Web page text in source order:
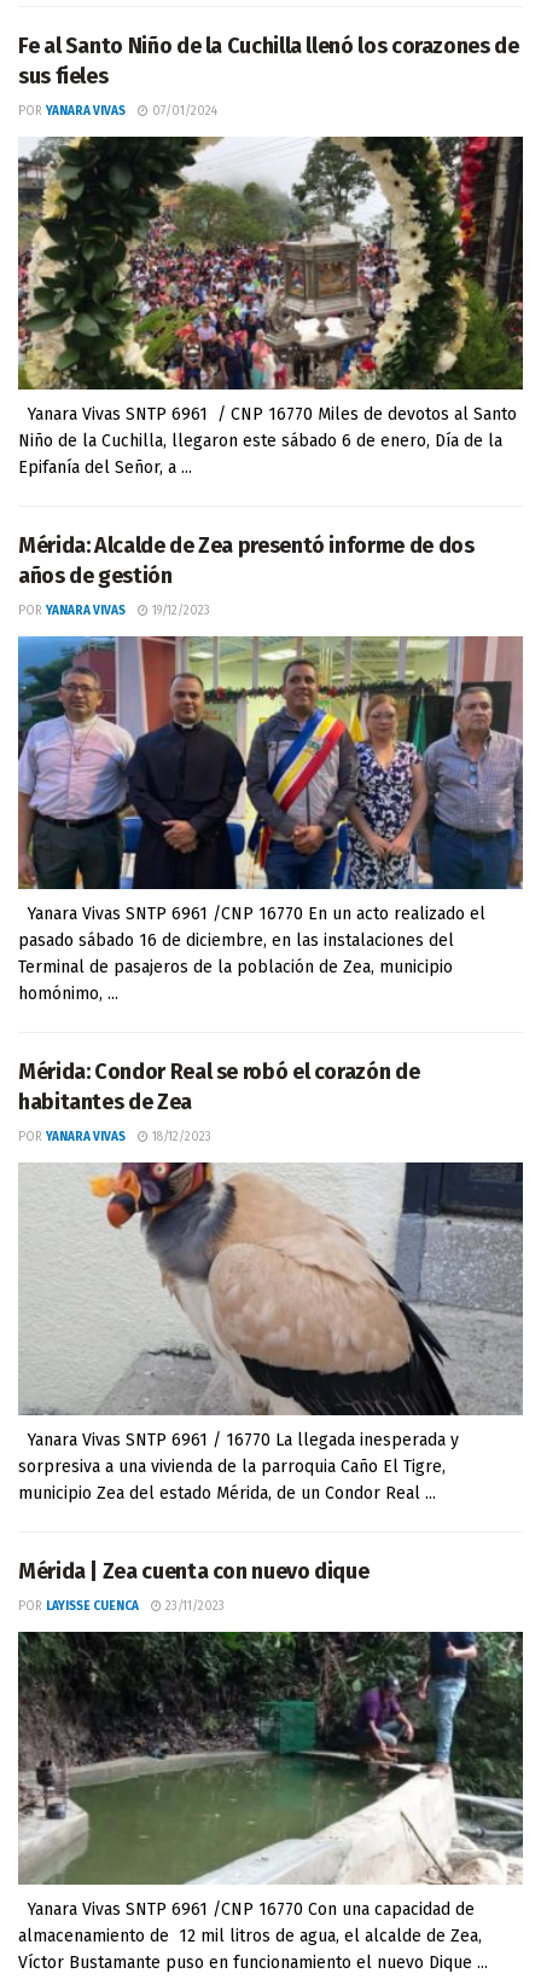
Fe al Santo Niño de la Cuchilla llenó los corazones de
sus fieles
POR YANARA VIVAS 07/01/2024
Yanara Vivas SNTP 6961 / CNP 16770 Miles de devotos al Santo
Niño de la Cuchilla, llegaron este sábado 6 de enero, Día de la
Epifanía del Señor, a ...
Mérida: Alcalde de Zea presentó informe de dos
años de gestión
POR YANARA VIVAS 19/12/2023
Yanara Vivas SNTP 6961 /CNP 16770 En un acto realizado el
pasado sábado 16 de diciembre, en las instalaciones del
Terminal de pasajeros de la población de Zea, municipio
homónimo, ...
Mérida: Condor Real se robó el corazón de
habitantes de Zea
POR YANARA VIVAS 18/12/2023
Yanara Vivas SNTP 6961 / 16770 La llegada inesperada y
sorpresiva a una vivienda de la parroquia Caño El Tigre,
municipio Zea del estado Mérida, de un Condor Real ...
Mérida | Zea cuenta con nuevo dique
POR LAYISSE CUENCA 23/11/2023
Yanara Vivas SNTP 6961 /CNP 16770 Con una capacidad de
almacenamiento de 12 mil litros de agua, el alcalde de Zea,
Víctor Bustamante puso en funcionamiento el nuevo Dique ...